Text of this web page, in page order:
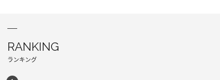
RANKING
ランキング